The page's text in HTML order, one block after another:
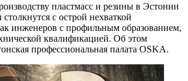
пластмасс и резины в Эстонии
с острой нехваткой
инженеров с профильным образованием,
квалификацией. Об этом
профессиональная палата OSKA.